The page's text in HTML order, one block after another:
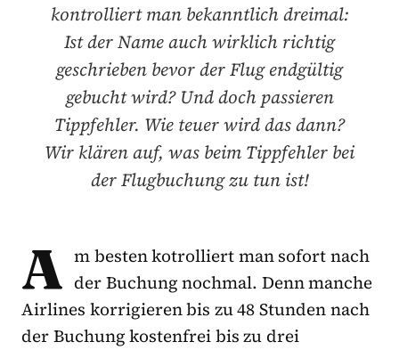
kontrolliert man bekanntlich dreimal:
Ist der Name auch wirklich richtig
geschrieben bevor der Flug endgültig
gebucht wird? Und doch passieren
Tippfehler. Wie teuer wird das dann?
Wir klären auf, was beim Tippfehler bei
der Flugbuchung zu tun ist!
A m besten kotrolliert man sofort nach
der Buchung nochmal. Denn manche
Airlines korrigieren bis zu 48 Stunden nach
der Buchung kostenfrei bis zu drei